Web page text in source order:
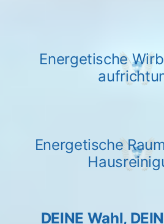
Energetische
Energetische
DEINE Wahl,